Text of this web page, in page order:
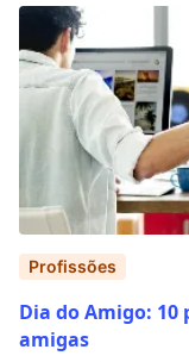
Profissões
Dia do Amigo: 10
amigas